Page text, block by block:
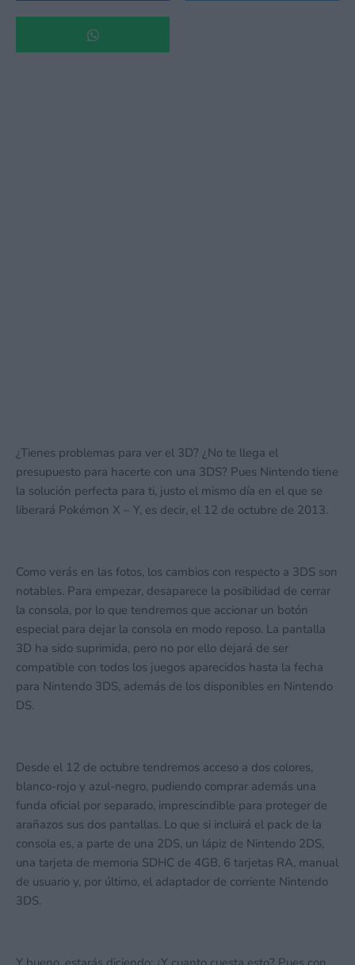
¿Tienes problemas para ver el 3D? ¿No te llega el
presupuesto para hacerte con una 3DS? Pues Nintendo tiene
la solución perfecta para ti, justo el mismo día en el que se
liberará Pokémon X – Y, es decir, el 12 de octubre de 2013.
Como verás en las fotos, los cambios con respecto a 3DS son
notables. Para empezar, desaparece la posibilidad de cerrar
la consola, por lo que tendremos que accionar un botón
especial para dejar la consola en modo reposo. La pantalla
3D ha sido suprimida, pero no por ello dejará de ser
compatible con todos los juegos aparecidos hasta la fecha
para Nintendo 3DS, además de los disponibles en Nintendo
DS.
Desde el 12 de octubre tendremos acceso a dos colores,
blanco-rojo y azul-negro, pudiendo comprar además una
funda oficial por separado, imprescindible para proteger de
arañazos sus dos pantallas. Lo que si incluirá el pack de la
consola es, a parte de una 2DS, un lápiz de Nintendo 2DS,
una tarjeta de memoria SDHC de 4GB, 6 tarjetas RA, manual
de usuario y, por último, el adaptador de corriente Nintendo
3DS.